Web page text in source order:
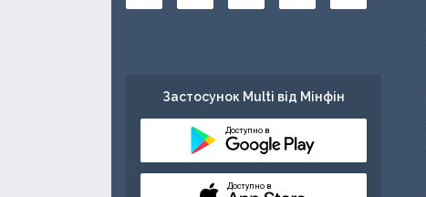
Застосунок Multi від Мінфін
Доступно в
Доступно в